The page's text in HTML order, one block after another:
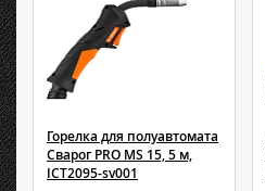
Горелка для полуавтомата
Сварог PRO MS 15, 5 м,
ICT2095-sv001